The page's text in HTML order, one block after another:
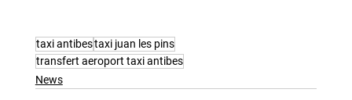
taxi antibestaxi juan les pins
transfert aeroport taxi antibes
News